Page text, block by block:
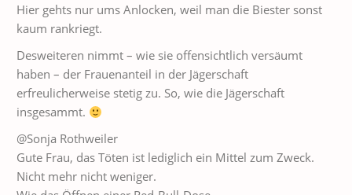
Hier gehts nur ums Anlocken, weil man die Biester sonst
kaum rankriegt.
Desweiteren nimmt – wie sie offensichtlich versäumt
haben – der Frauenanteil in der Jägerschaft
erfreulicherweise stetig zu. So, wie die Jägerschaft
insgesammt.
@Sonja Rothweiler
Gute Frau, das Töten ist lediglich ein Mittel zum Zweck.
Nicht mehr nicht weniger.